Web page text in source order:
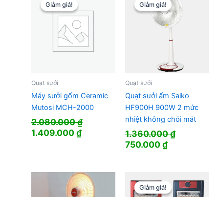
Giảm giá!
Giảm giá!
Quạt sưởi
Máy sưởi gốm Ceramic
Mutosi MCH-2000
2.080.000₫
Giá
1.409.000₫Giá
1.409.000 ₫.
Giảm giá!
Giảm giá!
Quạt sưởi
Quạt sưởi ấm Saiko
HF900H 900W 2 mức
nhiệt không chói mắt
1.360.000₫
Giá
750.000₫Giá
750.000 ₫.
Giảm giá!
Giảm giá!